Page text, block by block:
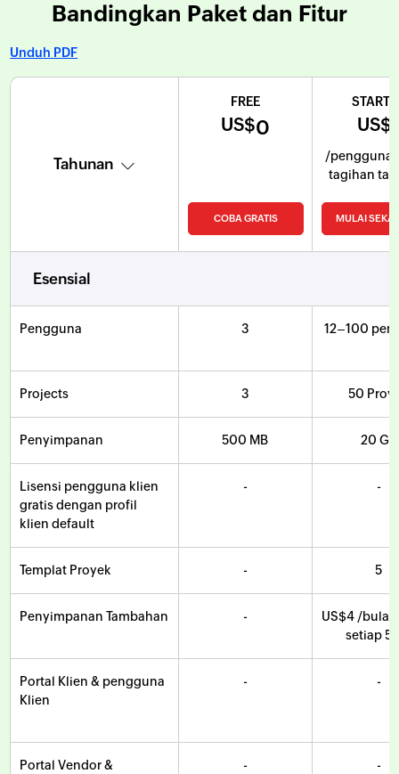
Bandingkan Paket dan Fitur
Unduh PDF
FREE
US$0
COBA GRATIS
US$
/
tagihan
MULAI
Esensial
Pengguna 3 12–100
Projects 3 50
Penyimpanan 500 MB 20 GB
Lisensi pengguna klien
gratis dengan profil
klien default
- -
Templat Proyek - 5
Penyimpanan Tambahan - US$4 /
setiap 5
Portal Klien & pengguna
Klien
- -
Portal Vendor & - -